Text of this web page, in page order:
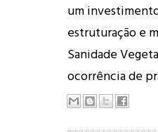
um investimento
estruturação e
Sanidade
ocorrência de